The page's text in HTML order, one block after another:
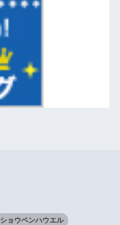
ショウペンハウエル